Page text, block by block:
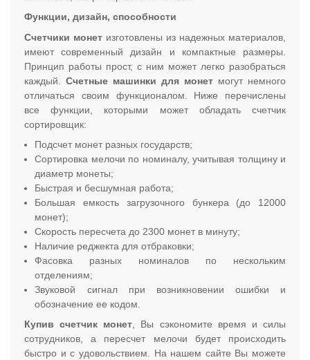
Функции, дизайн, способности
Счетчики монет изготовлены из надежных материалов,
имеют современный дизайн и компактные размеры.
Принцип работы прост, с ним может легко разобраться
каждый. Счетные машинки для монет могут немного
отличаться своим функционалом. Ниже перечислены
все функции, которыми может обладать счетчик
сортировщик:
Подсчет монет разных государств;
Сортировка мелочи по номиналу, учитывая толщину и
диаметр монеты;
Быстрая и бесшумная работа;
Большая емкость загрузочного бункера (до 12000
монет);
Скорость пересчета до 2300 монет в минуту;
Наличие реджекта для отбраковки;
Фасовка разных номиналов по нескольким
отделениям;
Звуковой сигнал при возникновении ошибки и
обозначение ее кодом.
Купив счетчик монет, Вы сэкономите время и силы
сотрудников, а пересчет мелочи будет происходить
быстро и с удовольствием. На нашем сайте Вы можете